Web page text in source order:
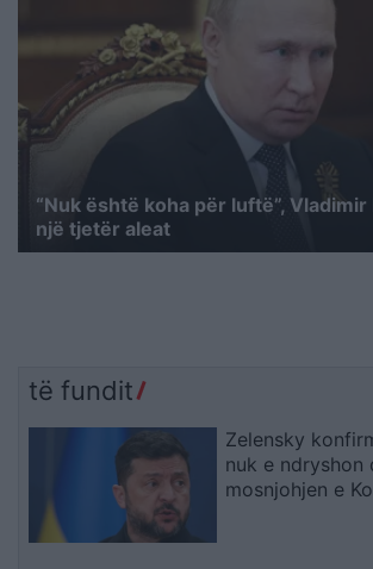
“Nuk është koha për luftë”,
një tjetër aleat
të fundit
Zelensky
nuk e ndryshon
mosnjohjen e